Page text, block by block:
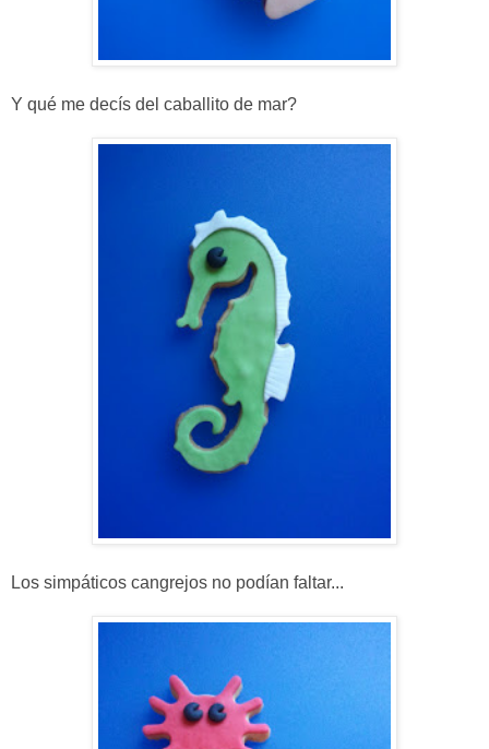
Y qué me decís del caballito de mar?
Los simpáticos cangrejos no podían faltar...